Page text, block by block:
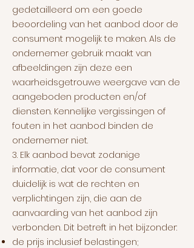
gedetailleerd om een goede
beoordeling van het aanbod door de
consument mogelijk te maken. Als de
ondernemer gebruik maakt van
afbeeldingen zijn deze een
waarheidsgetrouwe weergave van de
aangeboden producten en/of
diensten. Kennelijke vergissingen of
fouten in het aanbod binden de
ondernemer niet.
3. Elk aanbod bevat zodanige
informatie, dat voor de consument
duidelijk is wat de rechten en
verplichtingen zijn, die aan de
aanvaarding van het aanbod zijn
verbonden. Dit betreft in het bijzonder:
de prijs inclusief belastingen;